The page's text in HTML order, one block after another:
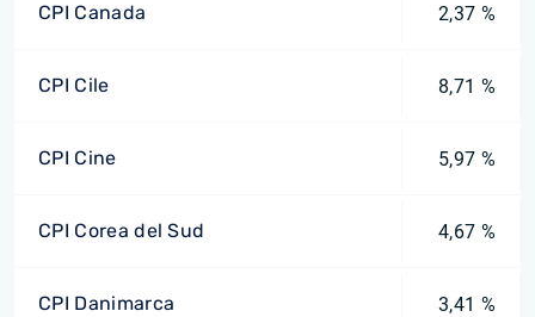
CPI Canada 2,37 %
CPI Cile 8,71 %
CPI Cine 5,97 %
CPI Corea del Sud 4,67 %
CPI Danimarca 3,41 %